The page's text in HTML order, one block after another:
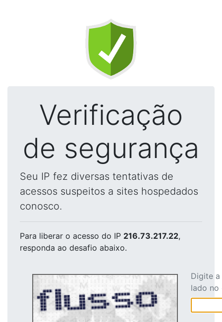
Verificação
de segurança
Seu IP fez diversas tentativas de
acessos suspeitos a sites hospedados
conosco.
Para liberar o acesso do IP 216.73.217.22,
responda ao desafio abaixo.
Digite
lado no